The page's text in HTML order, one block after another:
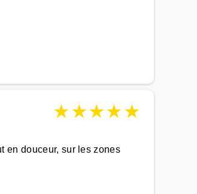
★★★★★
en douceur, sur les zones